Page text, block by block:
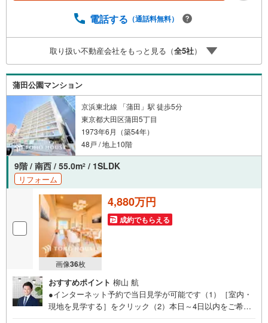
ーーーーーーーーーーーーー紹介金融機関/都市銀行利率/年
であり、実際の適用金利は融資実行時のものとなります。
金利情勢により表記の返済額と異なる場合があります。ー
ーーーーーーーーーーーーーーーーーーーーーーーー
電話する （通話料無料）
取り扱い不動産会社をもっと見る（全5社）
蒲田公園マンション
京浜東北線 「蒲田」駅 徒歩5分
東京都大田区蒲田5丁目
1973年6月（築54年）
48戸 / 地上10階
9階 / 南西 / 55.0m2 / 1SLDK
リフォーム
画像36枚
4,880万円
成約でもらえる
おすすめポイント 柳山 航
●インターネット予約で当日見学が可能です（1）［室内・
現地を見学する］をクリック（2）本日～4日以内をご希望